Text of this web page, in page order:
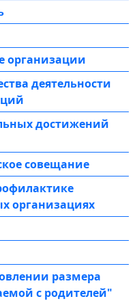
организации
деятельности
достижений
совещание
организациях
размера
с родителей"